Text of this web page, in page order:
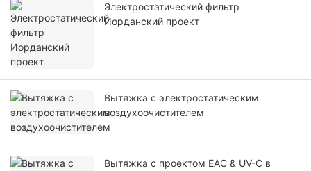
Электростатический фильтр
Иорданский проект
Вытяжка с электростатическим
воздухоочистителем
Вытяжка с проектом EAC & UV-C в